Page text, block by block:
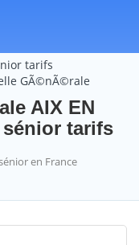
tarifs
GÃ©nÃ©rale
AIX EN
sénior tarifs
en France